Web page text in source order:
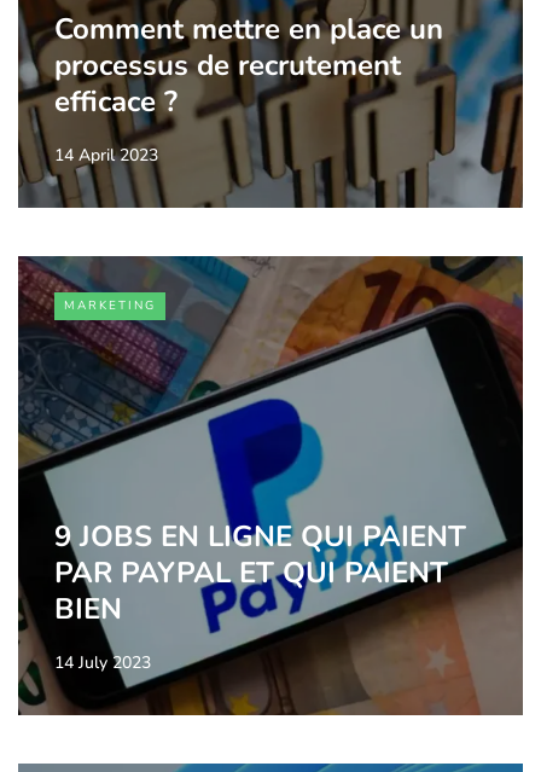
Comment mettre en place un
processus de recrutement
efficace ?
14 April 2023
MARKETING
9 JOBS EN LIGNE QUI PAIENT
PAR PAYPAL ET QUI PAIENT
BIEN
14 July 2023